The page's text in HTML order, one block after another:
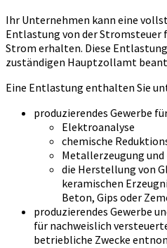
Ihr Unternehmen kann eine
Entlastung von der Stromsteuer
Strom erhalten. Diese
zuständigen Hauptzollamt
Eine Entlastung enthalten Sie
produzierendes Gewerbe
Elektroanalyse
chemische
Metallerzeugung
die Herstellung von
keramischen
Beton, Gips oder
produzierendes Gewerbe
für nachweislich
betriebliche Zwecke